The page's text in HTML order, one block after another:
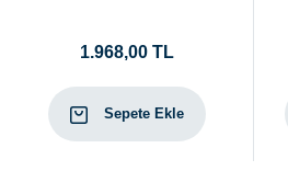
1.968,00 TL
Sepete Ekle